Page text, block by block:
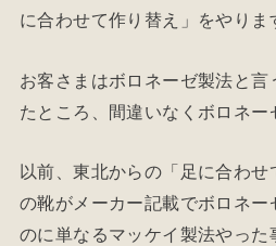
に合わせて作り替え」をやりま
お客さまはボロネーゼ製法と言
たところ、間違いなくボロネー
以前、東北からの「足に合わせ
の靴がメーカー記載でボロネー
のに単なるマッケイ製法やった